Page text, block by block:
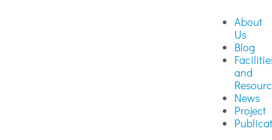
About
Us
Blog
and
News
Project